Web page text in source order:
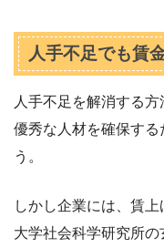
人手不足でも賃
人手不足を解消する方
優秀な人材を確保する
う。
しかし企業には、賃
大学社会科学研究所